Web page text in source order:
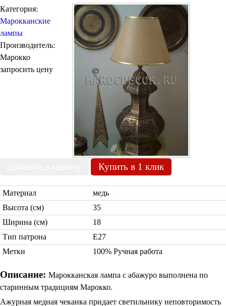
Марокканские светильники
Бра из мозаики
Бра со стеклом
Марокканские Мозаичные
Марокканские лампы
Мозаичные лампы
Лампы со стеклом
Торшеры
Категория:
Марокканские
лампы
Производитель:
Марокко
запросить цену
Купить в 1 клик
Материал
медь
Высота (см)
35
Ширина (см)
18
Тип патрона
Е27
Метки
100% Ручная работа
Описание: Марокканская лампа с абажуро выполнена по
старинным традициям Марокко.
Ажурная медная чеканка придает светильнику неповторимость